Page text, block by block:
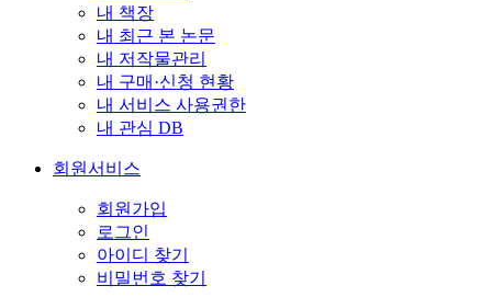
내 책장
내 최근 본 논문
내 저작물관리
내 구매·신청 현황
내 서비스 사용권한
내 관심 DB
회원서비스
회원가입
로그인
아이디 찾기
비밀번호 찾기